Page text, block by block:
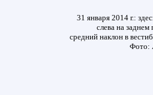
31 января 2014 г.:
слева на
средний наклон в
Фото: